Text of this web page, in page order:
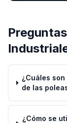
¿Cuáles
de las
¿Cómo se